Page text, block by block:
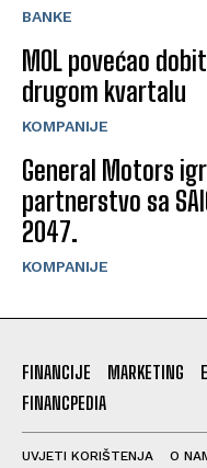
BANKE
MOL povećao
drugom kvartalu
KOMPANIJE
General Motors
partnerstvo sa
2047.
KOMPANIJE
FINANCIJE MARKETING
FINANCPEDIA
UVJETI KORIŠTENJA O